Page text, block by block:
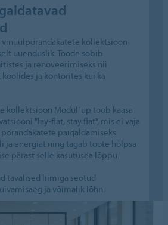
kollektsioon
uuenduslik. Toode sobib
ja renoveerimiseks nii
ja kontorites kui ka
kollektsioon Modul´up toob kaasa
"lay-flat, stay flat", mis ei vaja
paigaldamiseks
ja energiat ning tagab toote hõlpsa
pärast selle kasutusea lõppu.
tavalised liimiga seotud
ja võimalik lõhn.